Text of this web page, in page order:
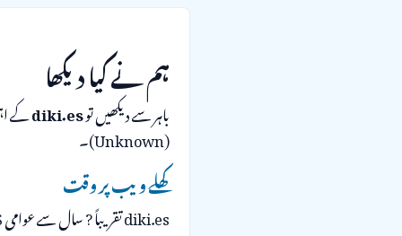
ہم نے کیا دیکھا
باہر سے دیکھیں توdiki.es
(Unknown)۔
کھلے ویب پر وقت
diki.es تقریباً ? سال سے عوامی DNS کو نظر آرہا ہے۔ ساکھ کا فٹ پرنٹ چھوڑنے کے لیے کافی تاریخ۔